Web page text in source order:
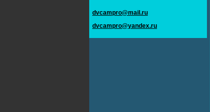
dvcampro@mail.ru
dvcampro@yandex.ru